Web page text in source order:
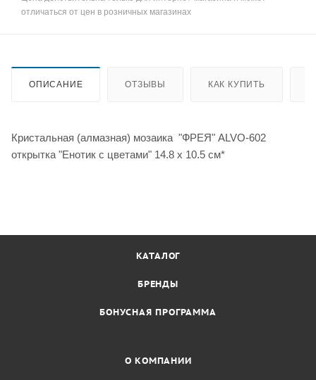
отличаться от цен в розничных магазинах
ОПИСАНИЕ ОТЗЫВЫ КАК КУПИТЬ
Кристальная (алмазная) мозаика "ФРЕЯ" ALVO-602
открытка "Енотик с цветами" 14.8 х 10.5 см*
КАТАЛОГ
БРЕНДЫ
БОНУСНАЯ ПРОГРАММА
О КОМПАНИИ